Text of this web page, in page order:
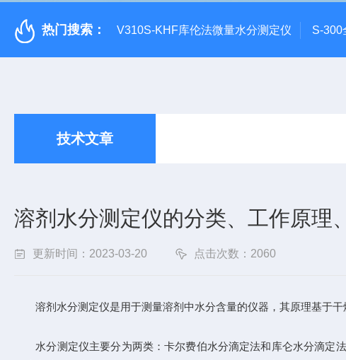
热门搜索： V310S-KHF库伦法微量水分测定仪 S-300
技术文章
溶剂水分测定仪的分类、工作原理
更新时间：2023-03-20 点击次数：2060
溶剂水分测定仪是用于测量溶剂中水分含量的仪器，其原理基于
水分测定仪主要分为两类：卡尔费伯水分滴定法和库仑水分滴定法